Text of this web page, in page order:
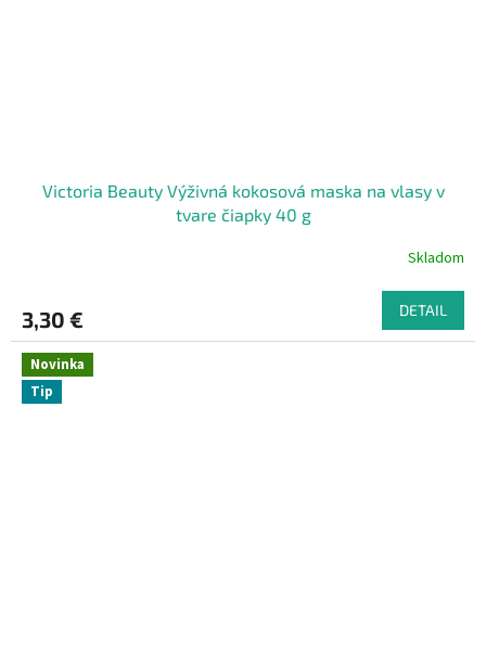
Victoria Beauty Výživná kokosová maska na vlasy v
tvare čiapky 40 g
Skladom
3,30 € DETAIL
Novinka
Tip